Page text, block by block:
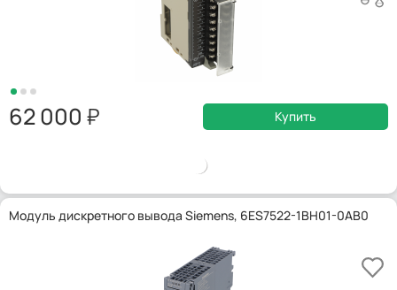
62 000 Купить
Модуль дискретного вывода Siemens, 6ES7522-1BH01-0AB0